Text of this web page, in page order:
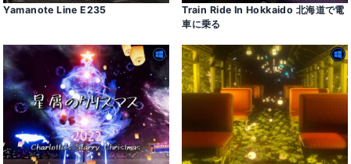
Yamanote Line E235
Train Ride In Hokkaido 北海道で電
車に乗る